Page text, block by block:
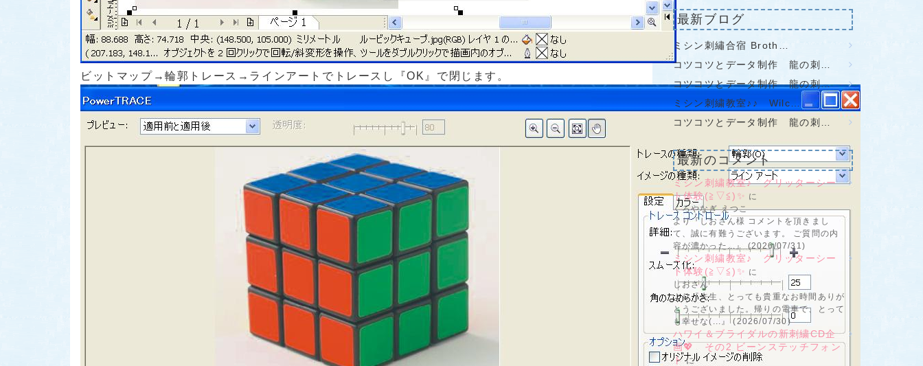
ビットマップ→輪郭トレース→ラインアートでトレースし『OK』で閉じます。
最新ブログ
ミシン刺繡合宿 Broth…
コツコツとデータ制作 龍の刺…
コツコツとデータ制作 龍の刺…
ミシン刺繍教室♪♪ Wilc…
コツコツとデータ制作 龍の刺…
最新のコメント
ミシン刺繍教室♪ グリッターシー
ト体験(≧▽≦)✨ に
くろやなぎ えつこ
より『しおさん様 コメントを頂きまし
て、誠に有難うございます。 ご質問の内
容が濃かった...』 (2026/07/31)
ミシン刺繍教室♪ グリッターシー
ト体験(≧▽≦)✨ に
しおさん
より『先生、とっても貴重なお時間ありが
とうございました。帰りの電車で、とって
も幸せな(...』 (2026/07/30)
ハワイ＆ブライダルの新刺繍CD企
画💖 その2 ビーンステッチフォン
トに